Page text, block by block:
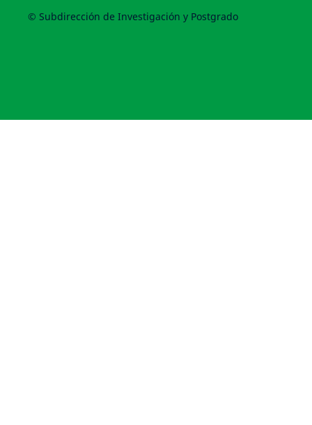
© Subdirección de Investigación y Postgrado